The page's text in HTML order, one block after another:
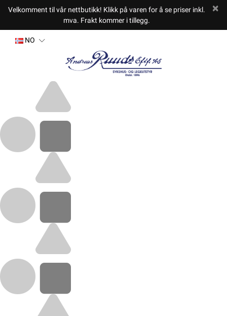
Velkomment til vår nettbutikk! Klikk på varen for å se priser inkl.
mva. Frakt kommer i tillegg.
NO